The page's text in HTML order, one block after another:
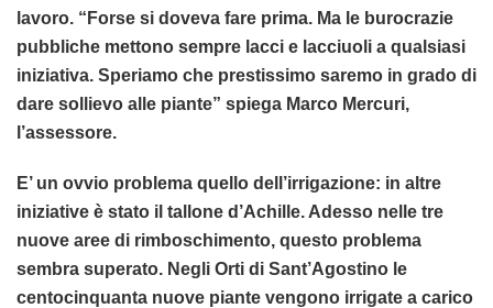
lavoro. “Forse si doveva fare prima. Ma le burocrazie
pubbliche mettono sempre lacci e lacciuoli a qualsiasi
iniziativa. Speriamo che prestissimo saremo in grado di
dare sollievo alle piante” spiega Marco Mercuri,
l’assessore.
E’ un ovvio problema quello dell’irrigazione: in altre
iniziative è stato il tallone d’Achille. Adesso nelle tre
nuove aree di rimboschimento, questo problema
sembra superato. Negli Orti di Sant’Agostino le
centocinquanta nuove piante vengono irrigate a carico